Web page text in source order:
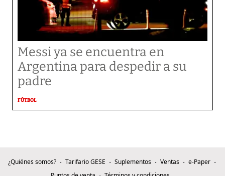
Messi ya se encuentra en
Argentina para despedir a su
padre
FÚTBOL
¿Quiénes somos? Tarifario GESE Suplementos Ventas
e-Paper